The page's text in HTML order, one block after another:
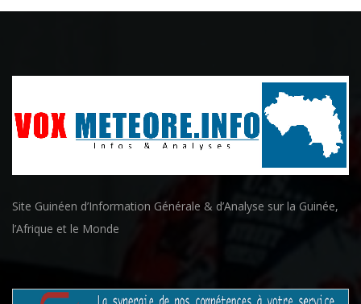
Site Guinéen d’Information Générale & d’Analyse sur la Guinée,
l’Afrique et le Monde